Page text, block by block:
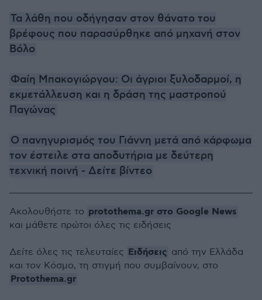
Τα λάθη που οδήγησαν στον θάνατο του
βρέφους που παρασύρθηκε από μηχανή στον
Βόλο
Φαίη Μπακογιώργου: Οι άγριοι ξυλοδαρμοί, η
εκμετάλλευση και η δράση της μαστροπού
Παγώνας
Ο πανηγυρισμός του Γιάννη μετά από κάρφωμα
τον έστειλε στα αποδυτήρια με δεύτερη
τεχνική ποινή - Δείτε βίντεο
Ακολουθήστε το protothema.gr στο Google News
και μάθετε πρώτοι όλες τις ειδήσεις
Δείτε όλες τις τελευταίες Ειδήσεις από την Ελλάδα
και τον Κόσμο, τη στιγμή που συμβαίνουν, στο
Protothema.gr